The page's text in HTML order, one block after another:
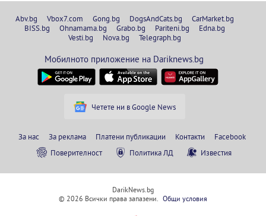
Abv.bg Vbox7.com Gong.bg DogsAndCats.bg
CarMarket.bg
BISS.bg
Ohnamama.bg Grabo.bg Pariteni.bg
Edna.bg
Vesti.bg
Nova.bg Telegraph.bg
Мобилното приложение на Dariknews.bg
Четете ни в Google News
За нас За реклама Платени публикации Контакти
Facebook
Поверителност
Политика ЛД Известия
DarikNews.bg
© 2026 Всички права запазени. Общи условия